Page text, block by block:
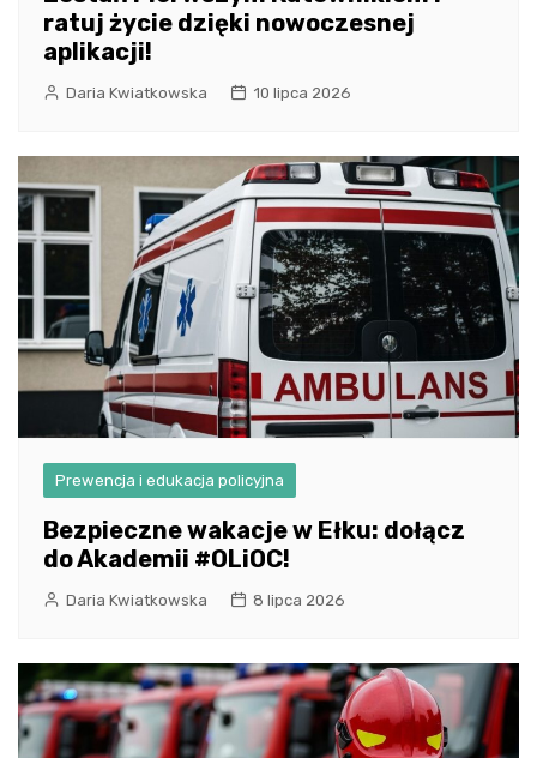
ratuj życie dzięki nowoczesnej
aplikacji!
Daria Kwiatkowska 10 lipca 2026
Prewencja i edukacja policyjna
Bezpieczne wakacje w Ełku: dołącz
do Akademii #OLiOC!
Daria Kwiatkowska 8 lipca 2026